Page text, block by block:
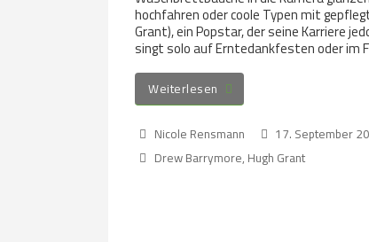
hochfahren oder coole Typen mit
Grant), ein Popstar, der seine Karriere
singt solo auf Erntedankfesten oder im
Weiterlesen
Nicole Rensmann 17. September
Drew Barrymore, Hugh Grant